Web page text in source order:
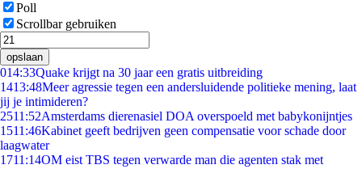
Poll
Scrollbar gebruiken
opslaan
014:33Quake krijgt na 30 jaar een gratis uitbreiding
1413:48Meer agressie tegen een andersluidende politieke mening, laat
jij je intimideren?
2511:52Amsterdams dierenasiel DOA overspoeld met babykonijntjes
1511:46Kabinet geeft bedrijven geen compensatie voor schade door
laagwater
1711:14OM eist TBS tegen verwarde man die agenten stak met